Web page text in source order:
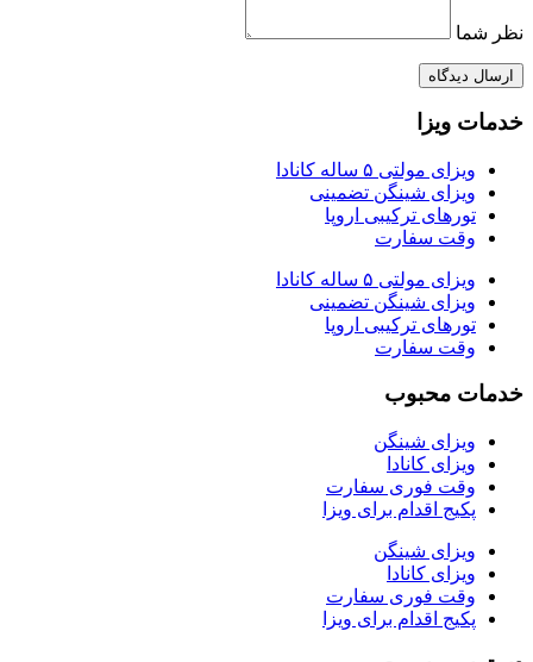
نظر شما
ارسال دیدگاه
خدمات ویزا
ویزای مولتی ۵ ساله کانادا
ویزای شینگن تضمینی
تورهای ترکیبی اروپا
وقت سفارت
ویزای مولتی ۵ ساله کانادا
ویزای شینگن تضمینی
تورهای ترکیبی اروپا
وقت سفارت
خدمات محبوب
ویزای شینگن
ویزای کانادا
وقت فوری سفارت
پکیج اقدام برای ویزا
ویزای شینگن
ویزای کانادا
وقت فوری سفارت
پکیج اقدام برای ویزا